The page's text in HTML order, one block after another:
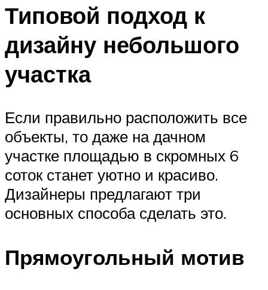
Типовой подход к
дизайну небольшого
участка
Если правильно расположить все
объекты, то даже на дачном
участке площадью в скромных 6
соток станет уютно и красиво.
Дизайнеры предлагают три
основных способа сделать это.
Прямоугольный мотив